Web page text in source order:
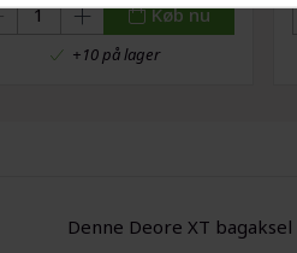
Køb nu
+10 på lager
Denne Deore XT